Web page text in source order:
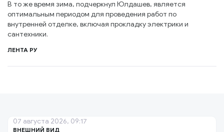
В то же время зима, подчеркнул Юлдашев, является
оптимальным периодом для проведения работ по
внутренней отделке, включая прокладку электрики и
сантехники.
ЛЕНТА РУ
ВНЕШНИЙ ВИД
07 августа 2026, 09:17